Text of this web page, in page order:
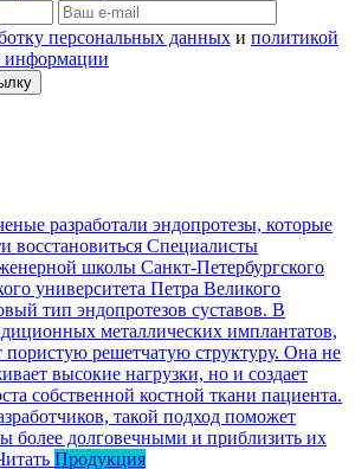
персональных данных и политикой
информации
разработали эндопротезы, которые
восстановиться Специалисты
школы Санкт-Петербургского
университета Петра Великого
тип эндопротезов суставов. В
металлических имплантатов,
пористую решетчатую структуру. Она не
высокие нагрузки, но и создает
собственной костной ткани пациента.
такой подход поможет
более долговечными и приблизить их
Продукция